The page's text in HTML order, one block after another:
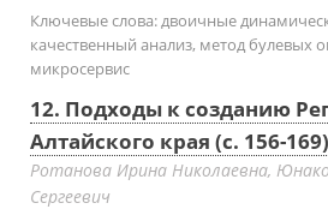
Ключевые слова:двоичные
качественный анализ, метод булевых
микросервис
12. Подходы к созданию
Алтайского края (с. 156-169)
Ротанова Ирина Николаевна,
Сергеевич